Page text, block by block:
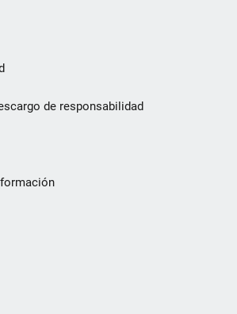
de responsabilidad